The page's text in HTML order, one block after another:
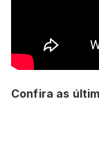
Confira as